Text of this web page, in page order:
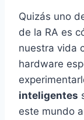
Quizás uno
de la RA es
nuestra vida
hardware
inteligentes
este mundo